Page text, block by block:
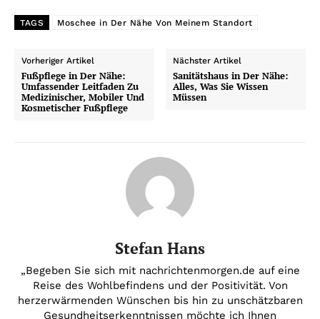
TAGS Moschee in Der Nähe Von Meinem Standort
Vorheriger Artikel
Fußpflege in Der Nähe:
Umfassender Leitfaden Zu
Medizinischer, Mobiler Und
Kosmetischer Fußpflege
Nächster Artikel
Sanitätshaus in Der Nähe:
Alles, Was Sie Wissen
Müssen
Stefan Hans
„Begeben Sie sich mit nachrichtenmorgen.de auf eine
Reise des Wohlbefindens und der Positivität. Von
herzerwärmenden Wünschen bis hin zu unschätzbaren
Gesundheitserkenntnissen möchte ich Ihnen